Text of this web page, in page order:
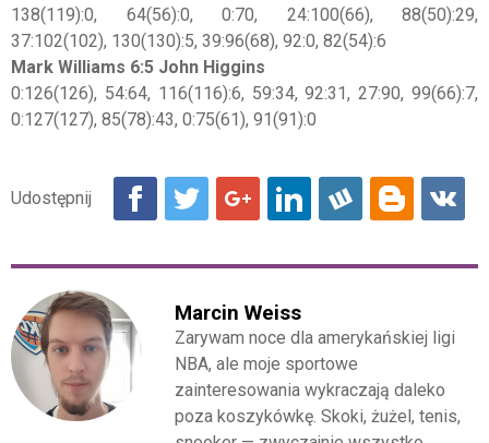
138(119):0, 64(56):0, 0:70, 24:100(66), 88(50):29,
37:102(102), 130(130):5, 39:96(68), 92:0, 82(54):6
Mark Williams 6:5 John Higgins
0:126(126), 54:64, 116(116):6, 59:34, 92:31, 27:90, 99(66):7,
0:127(127), 85(78):43, 0:75(61), 91(91):0
Marcin Weiss
Zarywam noce dla amerykańskiej ligi
NBA, ale moje sportowe
zainteresowania wykraczają daleko
poza koszykówkę. Skoki, żużel, tenis,